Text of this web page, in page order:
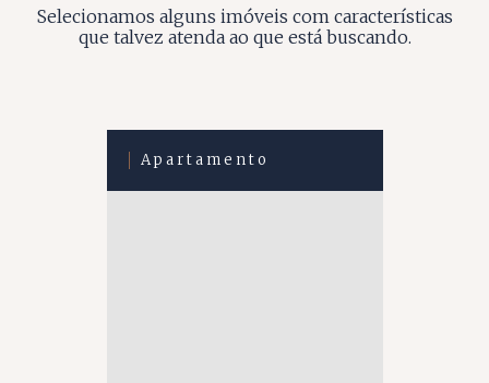
Selecionamos alguns imóveis com características
que talvez atenda ao que está buscando.
Apartamento